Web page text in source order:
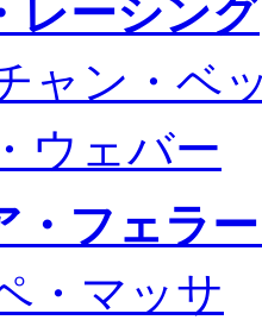
レーシング
ャン・ベ
ウェバー
・フェラ
・マッサ